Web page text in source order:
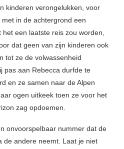
kinderen verongelukken, voor
in de achtergrond een
een laatste reis zou worden,
dat geen van zijn kinderen ook
tot ze de volwassenheid
pas aan Rebecca durfde te
en ze samen naar de Alpen
ogen uitkeek toen ze voor het
zag opdoemen.
onvoorspelbaar nummer dat de
de andere neemt. Laat je niet